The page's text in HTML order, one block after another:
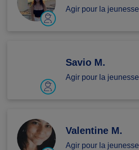
Agir pour la jeunesse
Savio M.
Agir pour la jeunesse
Valentine M.
Agir pour la jeunesse